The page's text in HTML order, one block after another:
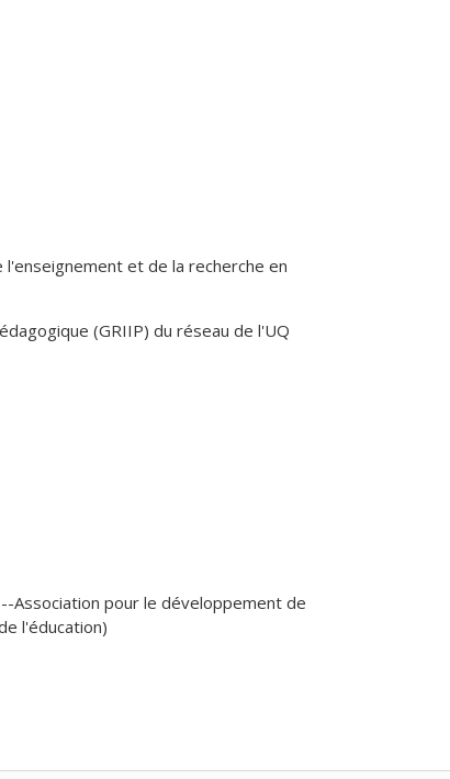
et de la recherche en
(GRIIP) du réseau de l'UQ
Association pour le développement de
l'éducation)